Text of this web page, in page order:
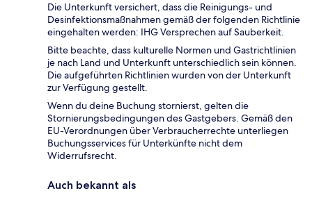
Die Unterkunft versichert, dass die Reinigungs- und
Desinfektionsmaßnahmen gemäß der folgenden Richtlinie
eingehalten werden: IHG Versprechen auf Sauberkeit.
Bitte beachte, dass kulturelle Normen und Gastrichtlinien
je nach Land und Unterkunft unterschiedlich sein können.
Die aufgeführten Richtlinien wurden von der Unterkunft
zur Verfügung gestellt.
Wenn du deine Buchung stornierst, gelten die
Stornierungsbedingungen des Gastgebers. Gemäß den
EU-Verordnungen über Verbraucherrechte unterliegen
Buchungsservices für Unterkünfte nicht dem
Widerrufsrecht.
Auch bekannt als